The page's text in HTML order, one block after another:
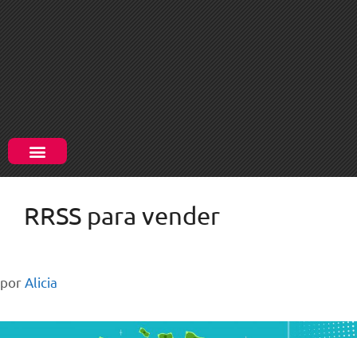
RRSS para vender
porAlicia